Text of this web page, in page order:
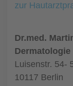
zur
Dr.med.
Dermatologie
Luisenstr. 54-
10117 Berlin